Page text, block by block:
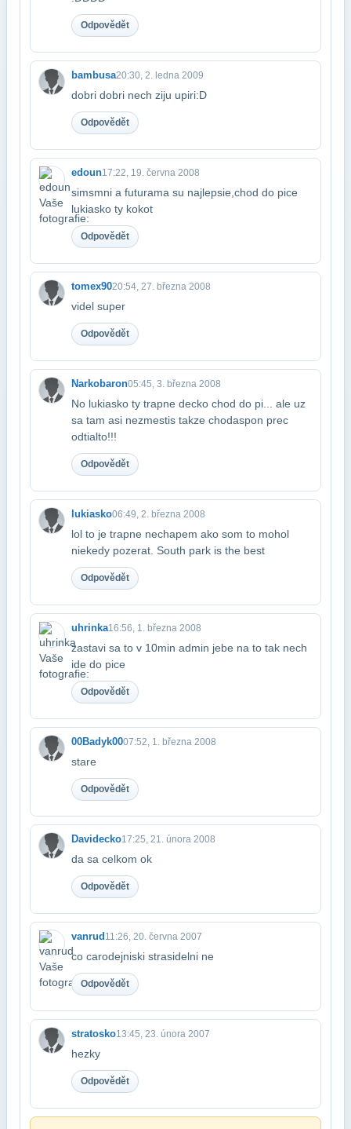
Odpovědět
bambusa20:30, 2. ledna 2009
dobri dobri nech ziju upiri:D
Odpovědět
edoun17:22, 19. června 2008
simsmni a futurama su najlepsie,chod do pice
lukiasko ty kokot
Odpovědět
tomex9020:54, 27. března 2008
videl super
Odpovědět
Narkobaron05:45, 3. března 2008
No lukiasko ty trapne decko chod do pi... ale uz
sa tam asi nezmestis takze chod​aspon prec
odtialto!!!
Odpovědět
lukiasko06:49, 2. března 2008
lol to je trapne nechapem ako som to mohol
niekedy pozerat. South park is the best
Odpovědět
uhrinka16:56, 1. března 2008
zastavi sa to v 10min admin jebe na to tak nech
ide do pice
Odpovědět
00Badyk0007:52, 1. března 2008
stare
Odpovědět
Davidecko17:25, 21. února 2008
da sa celkom ok
Odpovědět
vanrud11:26, 20. června 2007
co carodejniski strasidelni ne
Odpovědět
stratosko13:45, 23. února 2007
hezky
Odpovědět